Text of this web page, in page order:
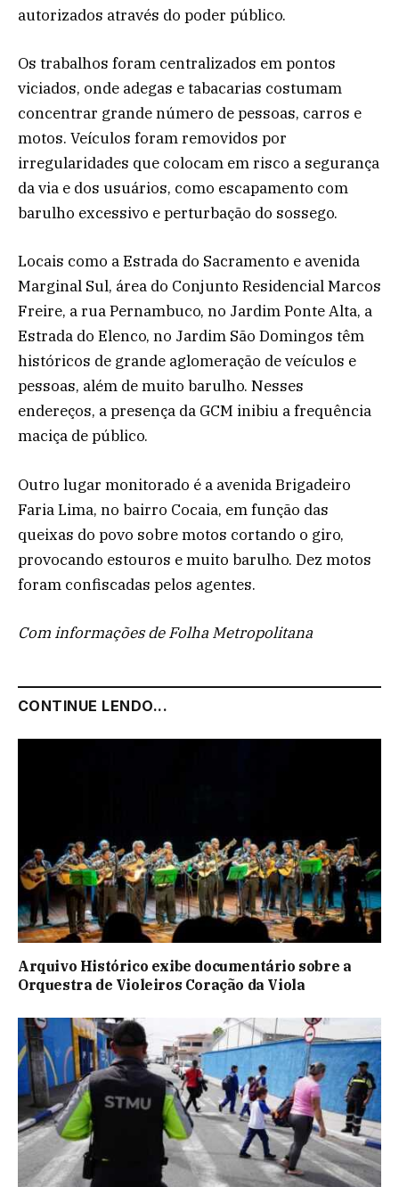
autorizados através do poder público.
Os trabalhos foram centralizados em pontos
viciados, onde adegas e tabacarias costumam
concentrar grande número de pessoas, carros e
motos. Veículos foram removidos por
irregularidades que colocam em risco a segurança
da via e dos usuários, como escapamento com
barulho excessivo e perturbação do sossego.
Locais como a Estrada do Sacramento e avenida
Marginal Sul, área do Conjunto Residencial Marcos
Freire, a rua Pernambuco, no Jardim Ponte Alta, a
Estrada do Elenco, no Jardim São Domingos têm
históricos de grande aglomeração de veículos e
pessoas, além de muito barulho. Nesses
endereços, a presença da GCM inibiu a frequência
maciça de público.
Outro lugar monitorado é a avenida Brigadeiro
Faria Lima, no bairro Cocaia, em função das
queixas do povo sobre motos cortando o giro,
provocando estouros e muito barulho. Dez motos
foram confiscadas pelos agentes.
Com informações de Folha Metropolitana
CONTINUE LENDO...
Arquivo Histórico exibe documentário sobre a
Orquestra de Violeiros Coração da Viola